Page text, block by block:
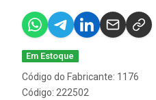
Em Estoque
Código do Fabricante: 1176
Código: 222502